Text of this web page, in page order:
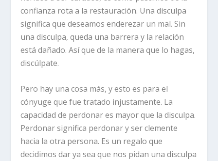
confianza rota a la restauración. Una disculpa
significa que deseamos enderezar un mal. Sin
una disculpa, queda una barrera y la relación
está dañado. Así que de la manera que lo hagas,
discúlpate.
Pero hay una cosa más, y esto es para el
cónyuge que fue tratado injustamente. La
capacidad de perdonar es mayor que la disculpa.
Perdonar significa perdonar y ser clemente
hacia la otra persona. Es un regalo que
decidimos dar ya sea que nos pidan una disculpa